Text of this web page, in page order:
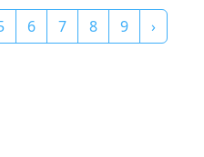
6 7 8 9 ›